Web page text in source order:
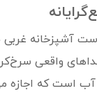
واقعی
است که اجازه